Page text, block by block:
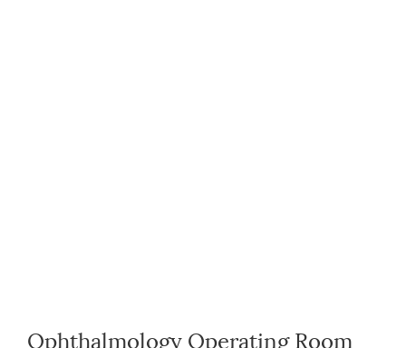
Ophthalmology Operating Room